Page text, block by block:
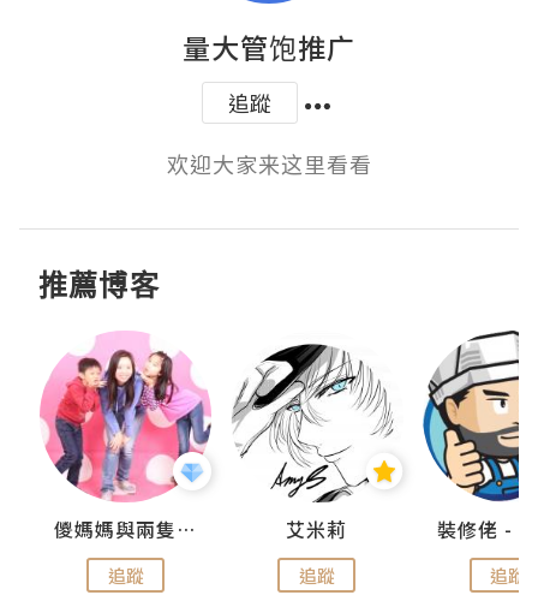
量大管饱推广
追蹤
欢迎大家来这里看看
推薦博客
儍媽媽與兩隻小魔怪之家
追蹤
艾米莉
追蹤 追蹤